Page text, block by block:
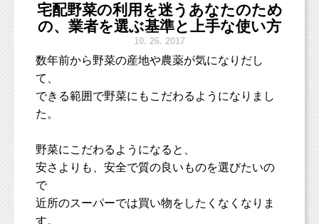
私の傷ついたインナーチャイルドは、中学時代
にあったようです。
目立つほうではないけれど、おそらく、地味な
ほうでもなく。
勉強も運動も得意で、友達もいて、いじめられ
た経験もありません。
うさぎちゃんだったり、
インコちゃんだったり、
ご家族の一員のペットちゃんも、ぜひ一緒に家族でお写真撮影し
うちのペットはこの種類なんだけど・・・どう？
などなど、何かご不明点がございましたら、お気軽にご連絡くだ
さいね♪
宅配野菜の利用を迷うあなたのため
の、業者を選ぶ基準と上手な使い方
10. 26. 2017
数年前から野菜の産地や農薬が気になりだし
て、
できる範囲で野菜にもこだわるようになりまし
た。
野菜にこだわるようになると、
安さよりも、安全で質の良いものを選びたいの
で
近所のスーパーでは買い物をしたくなくなりま
す。